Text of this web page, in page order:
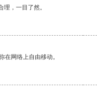
，一目了然。
在网络上自由移动。